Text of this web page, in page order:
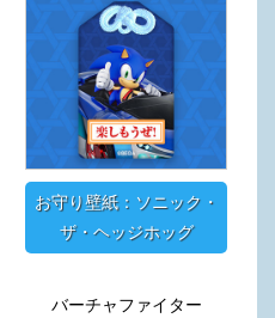
お守り壁紙：ソニック・
ザ・ヘッジホッグ
バーチャファイター